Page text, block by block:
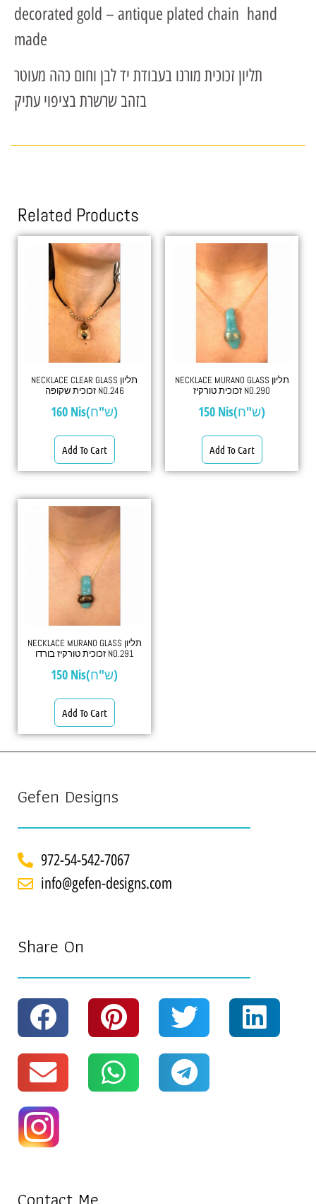
decorated gold – antique plated chain hand
made
תליון זכוכית מורנו בעבודת יד לבן וחום כהה מעוטר
בזהב שרשרת בציפוי עתיק
Related Products
NECKLACE CLEAR GLASS תליון
זכוכית שקופה NO.246
160 Nis(ש"ח)
Add To Cart
NECKLACE MURANO GLASS תליון
זכוכית טורקיז NO.290
150 Nis(ש"ח)
Add To Cart
NECKLACE MURANO GLASS תליון
זכוכית טורקיז בורדו NO.291
150 Nis(ש"ח)
Add To Cart
Gefen Designs
972-54-542-7067
info@gefen-designs.com
Share On